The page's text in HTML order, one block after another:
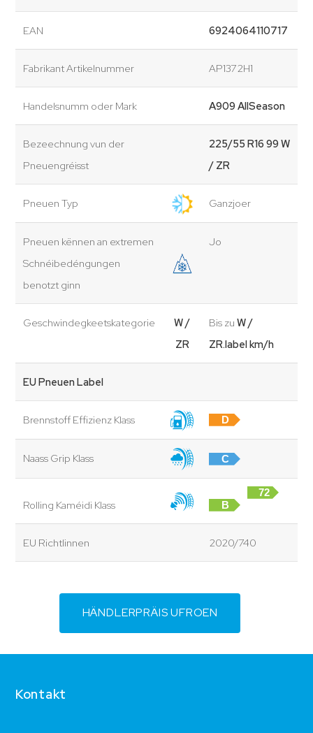
EAN 6924064110717
Fabrikant Artikelnummer AP1372H1
Handelsnumm oder Mark A909 AllSeason
Bezeechnung vun der
Pneuengréisst
225/55 R16 99 W
/ ZR
Pneuen Typ Ganzjoer
Pneuen kënnen an extremen
Schnéibedéngungen
benotzt ginn
Jo
Geschwindegkeetskategorie
W /
ZR
Bis zu W /
ZR.label km/h
EU Pneuen Label
Brennstoff Effizienz Klass D
Naass Grip Klass C
Rolling Kaméidi Klass B
72
EU Richtlinnen 2020/740
HÄNDLERPRÄIS UFROEN
Kontakt